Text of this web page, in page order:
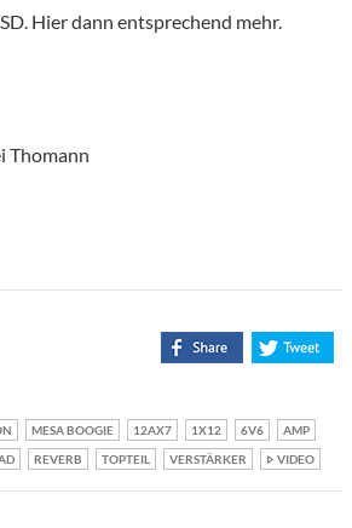
Hier dann entsprechend mehr.
Thomann
MESA BOOGIE 12AX7 1X12 6V6
AMP
REVERB TOPTEIL VERSTÄRKER VIDEO